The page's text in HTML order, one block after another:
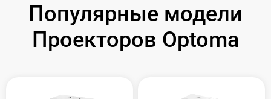
Популярные модели
Проекторов Optoma